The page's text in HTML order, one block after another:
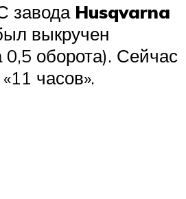
завода Husqvarna
выкручен
0,5 оборота). Сейчас
часов».